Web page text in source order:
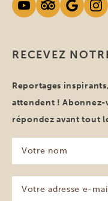
RECEVEZ
Reportages
attendent !
répondez avant tout
nom
(Nécessaire)
adresse